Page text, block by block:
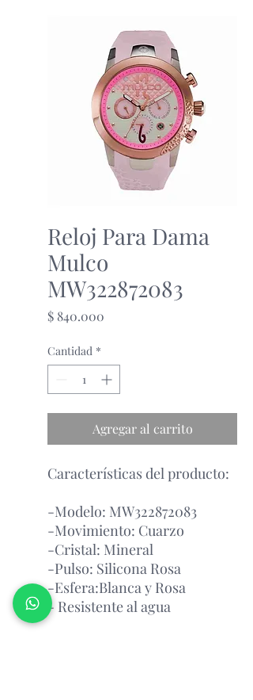
Reloj Para Dama
Mulco
MW322872083
$ 840.000
Cantidad *
Agregar al carrito
Características del producto:
-Modelo: MW322872083
-Movimiento: Cuarzo
-Cristal: Mineral
-Pulso: Silicona Rosa
-Esfera:Blanca y Rosa
- Resistente al agua